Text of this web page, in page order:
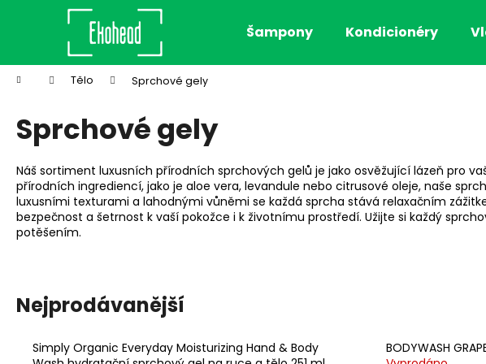
Šampony Kondicionéry
Domů Tělo Sprchové gely
Sprchové gely
Náš sortiment luxusních přírodních sprchových gelů je jako osvěžující lázeň pro
přírodních ingrediencí, jako je aloe vera, levandule nebo citrusové oleje, naše
luxusními texturami a lahodnými vůněmi se každá sprcha stává relaxačním
bezpečnost a šetrnost k vaší pokožce i k životnímu prostředí. Užijte si každý
potěšením.
Nejprodávanější
Simply Organic Everyday Moisturizing Hand & Body
BODYWASH
í
Zpět
do
obchodu
Zpět
do
obchodu
AIRWASH DRY SHAMPOO, 118 ML
KIESELWAX